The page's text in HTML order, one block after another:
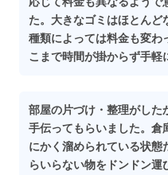
た。大きなゴミはほとんど
種類によっては料金も変わ
こまで時間が掛からず手軽
部屋の片づけ・整理がした
手伝ってもらいました。倉
にかく溜められている状態
らいらない物をドンドン